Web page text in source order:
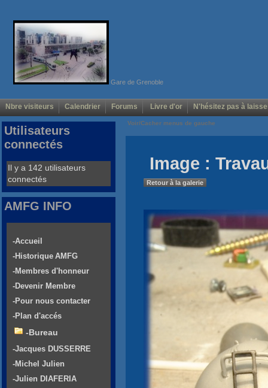
Gare de Grenoble
Nbre visiteurs Calendrier Forums Livre d'or N'hésitez pas à
Voir/Cacher menus de gauche
Image :
Retour à la galerie
Utilisateurs
connectés
Il y a 142 utilisateurs
connectés
AMFG INFO
-Accueil
-Historique AMFG
-Membres d'honneur
-Devenir Membre
-Pour nous contacter
-Plan d'accés
-Bureau
-Jacques DUSSERRE
-Michel Julien
-Julien DIAFERIA